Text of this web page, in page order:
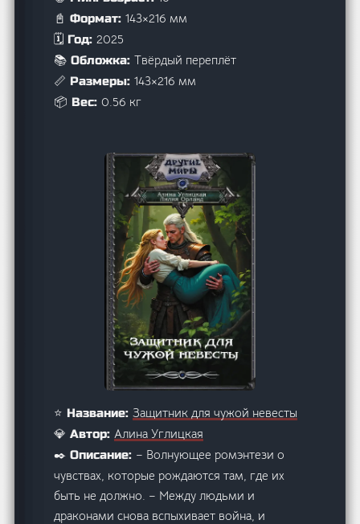
📓 Формат:143×216 мм
🗓️ Год:2025
📚 Обложка:Твёрдый переплёт
📏 Размеры:143×216 мм
📦 Вес:0.56 кг
⭐ Название:Защитник для чужой невесты
💎 Автор:Алина Углицкая
✒️ Описание: – Волнующее ромэнтези о
чувствах, которые рождаются там, где их
быть не должно. – Между людьми и
драконами снова вспыхивает война, и